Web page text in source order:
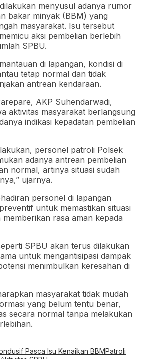
menyusul adanya rumor
bakar minyak (BBM) yang
masyarakat. Isu tersebut
aksi pembelian berlebih
SPBU.
di lapangan, kondisi di
tetap normal dan tidak
antrean kendaraan.
AKP Suhendarwadi,
aktivitas masyarakat berlangsung
indikasi kepadatan pembelian
personel patroli Polsek
adanya antrean pembelian
normal, artinya situasi sudah
ujarnya.
personel di lapangan
untuk memastikan situasi
rasa aman kepada
SPBU akan terus dilakukan
untuk mengantisipasi dampak
menimbulkan keresahan di
masyarakat tidak mudah
yang belum tentu benar,
secara normal tanpa melakukan
Pasca Isu Kenaikan BBMPatroli